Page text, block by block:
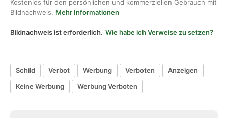
Kostenlos für den persönlichen und kommerziellen Gebrauch mit
Bildnachweis. Mehr Informationen
Bildnachweis ist erforderlich. Wie habe ich Verweise zu setzen?
Schild Verbot Werbung Verboten
Anzeigen
Keine Werbung
Werbung Verboten